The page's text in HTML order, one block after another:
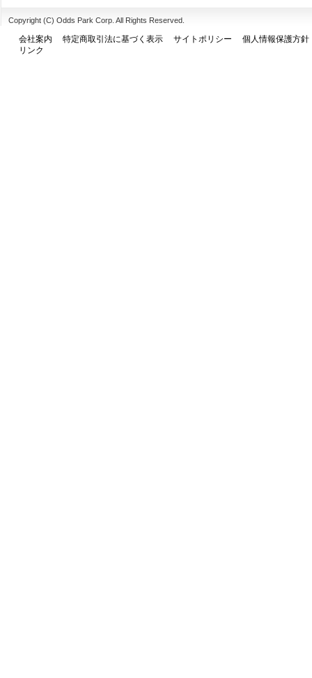
Copyright (C) Odds Park Corp. All Rights Reserved.
会社案内 特定商取引法に基づく表示 サイトポリシー
個人情報保護方針
リンク